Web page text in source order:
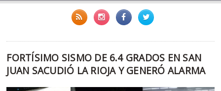
FORTÍSIMO SISMO DE 6.4 GRADOS EN SAN
JUAN SACUDIÓ LA RIOJA Y GENERÓ ALARMA